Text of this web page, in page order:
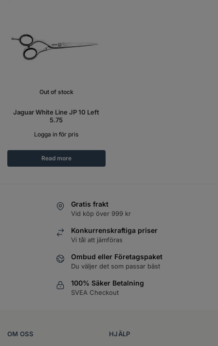
Out of stock
Jaguar White Line JP 10 Left
5.75
Logga in för pris
Read more
Gratis frakt
Vid köp över 999 kr
Konkurrenskraftiga priser
Vi tål att jämföras
Ombud eller Företagspaket
Du väljer det som passar bäst
100% Säker Betalning
SVEA Checkout
OM OSS HJÄLP